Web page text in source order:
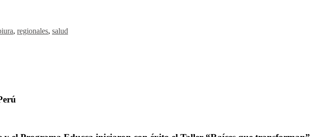
, regionales, salud